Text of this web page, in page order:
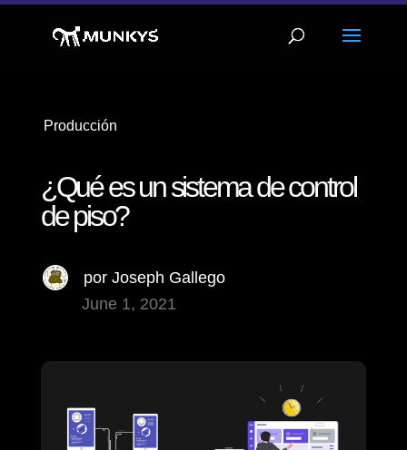
Producción
¿Qué es un sistema de control
de piso?
por Joseph Gallego
June 1, 2021